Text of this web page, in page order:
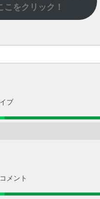
こをクリック！
ブ
メント